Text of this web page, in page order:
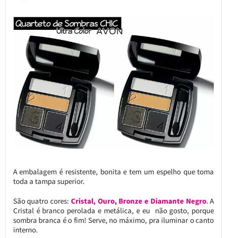
A embalagem é resistente, bonita e tem um espelho que toma
toda a tampa superior.
São quatro cores: Cristal, Ouro, Bronze e Diamante Negro. A
Cristal é branco perolada e metálica, e eu não gosto, porque
sombra branca é o fim! Serve, no máximo, pra iluminar o canto
interno.